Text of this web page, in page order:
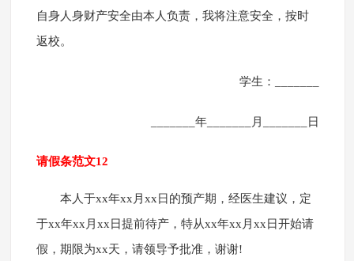
自身人身财产安全由本人负责，我将注意安全，按时
返校。
学生：_______
_______年_______月_______日
请假条范文12
本人于xx年xx月xx日的预产期，经医生建议，定
于xx年xx月xx日提前待产，特从xx年xx月xx日开始请
假，期限为xx天，请领导予批准，谢谢!